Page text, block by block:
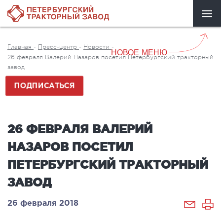
НОВОЕ МЕНЮ
Главная - Пресс-центр - Новости -
26 февраля Валерий Назаров посетил Петербургский тракторный
завод
ПОДПИСАТЬСЯ
26 ФЕВРАЛЯ ВАЛЕРИЙ
НАЗАРОВ ПОСЕТИЛ
ПЕТЕРБУРГСКИЙ ТРАКТОРНЫЙ
ЗАВОД
26 февраля 2018